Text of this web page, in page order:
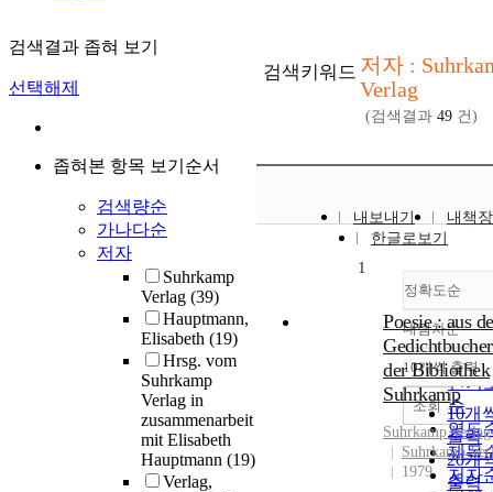
검색결과 좁혀 보기
선택해제
좁혀본 항목 보기순서
검색량순
가나다순
저자
Suhrkamp
Verlag (39)
Hauptmann,
Elisabeth (19)
Hrsg. vom
Suhrkamp
Verlag in
zusammenarbeit
mit Elisabeth
Hauptmann (19)
Verlag,
검색키워드 저자 :
Verlag
(검색결과 49 건)
내보내기
내책
한글로보기
정확도순
정확
순
인기
순
연도
제목
저자
내림차순
내림
10개씩 출력
10개
출력
20개
출력
조회
1
Poesie : aus
der Bibliothek
Suhrkamp
Suhrkamp Verlag
Suhrkamp
1979